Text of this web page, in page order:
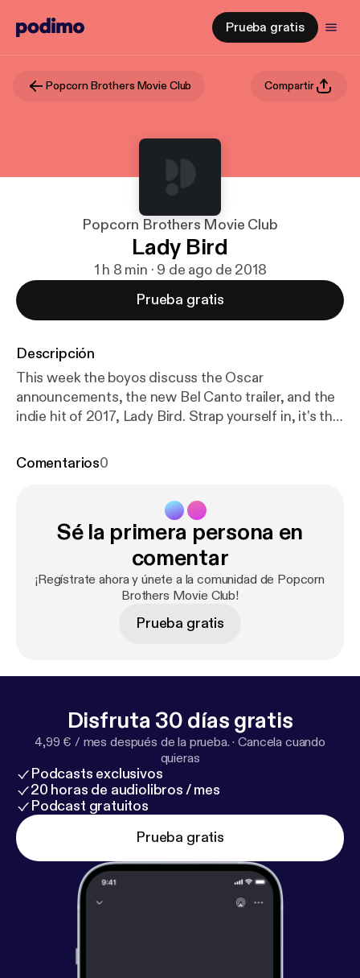
Prueba gratis
Popcorn Brothers Movie Club Compartir
Popcorn Brothers Movie Club
Lady Bird
1 h 8 min · 9 de ago de 2018
Prueba gratis
Descripción
This week the boyos discuss the Oscar
announcements, the new Bel Canto trailer, and the
indie hit of 2017, Lady Bird. Strap yourself in, it's the
Comentarios0
Sé la primera persona en
comentar
¡Regístrate ahora y únete a la comunidad de Popcorn
Brothers Movie Club!
Prueba gratis
Disfruta 30 días gratis
4,99 € / mes después de la prueba. ·Cancela cuando
quieras
Podcasts exclusivos
20 horas de audiolibros / mes
Podcast gratuitos
Prueba gratis